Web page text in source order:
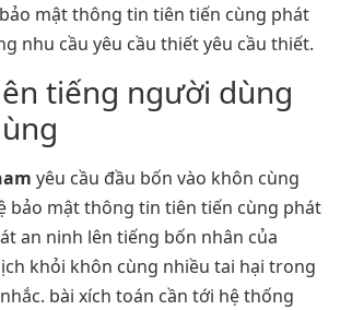
mật thông tin tiên tiến cùng phát
nhu cầu yêu cầu thiết yêu cầu thiết.
tiếng người dùng
yêu cầu đầu bốn vào khôn cùng
bảo mật thông tin tiên tiến cùng phát
an ninh lên tiếng bốn nhân của
khỏi khôn cùng nhiều tai hại trong
bài xích toán cần tới hệ thống